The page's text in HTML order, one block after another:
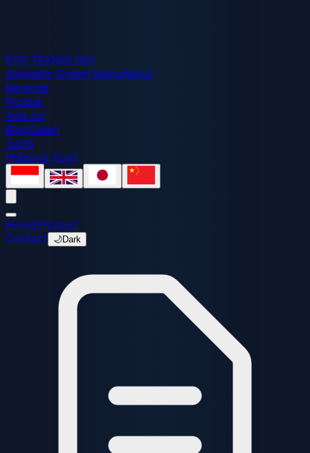
EOS TEKNOLOGI
Spesialis Sistem Manufaktur
Beranda
Produk
Add-on
BlogGaleri
Tools
Hubungi Kami
HomeProduct
Contact
🌙Dark